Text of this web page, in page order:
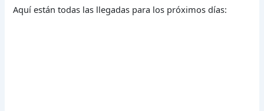
Aquí están todas las llegadas para los próximos días: